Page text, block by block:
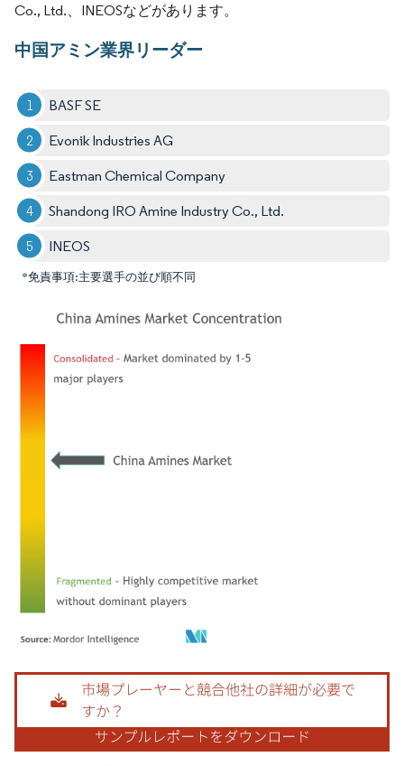
Co., Ltd.、INEOSなどがあります。
中国アミン業界リーダー
BASF SE
Evonik Industries AG
Eastman Chemical Company
Shandong IRO Amine Industry Co., Ltd.
INEOS
*免責事項:主要選手の並び順不同
画像 © Mordor Intelligence。再利用にはCC BY 4.0の表示が必要です。